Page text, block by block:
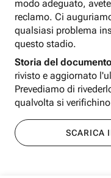
modo adeguato,
reclamo. Ci
qualsiasi problema
questo stadio.
Storia del documento
rivisto e aggiornato
Prevediamo di
qualvolta si
SCARICA